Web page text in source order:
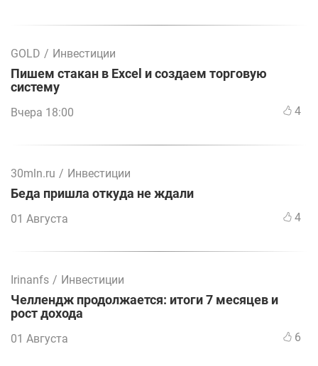
GOLD / Инвестиции
Пишем стакан в Excel и создаем торговую
систему
Вчера 18:00 4
30mln.ru / Инвестиции
Беда пришла откуда не ждали
01 Августа 4
Irinanfs / Инвестиции
Челлендж продолжается: итоги 7 месяцев и
рост дохода
01 Августа 6